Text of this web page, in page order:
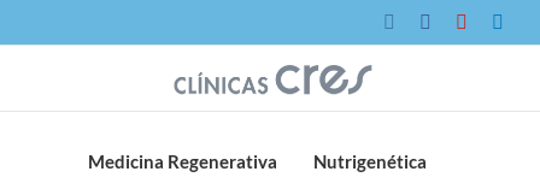
al
InstagramFacebookYouTube
Medicina Regenerativa Nutrigenética